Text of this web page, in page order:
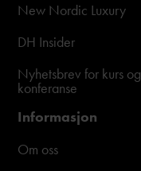
New Nordic Luxury
DH Insider
Nyhetsbrev for kurs og
konferanse
Informasjon
Om oss